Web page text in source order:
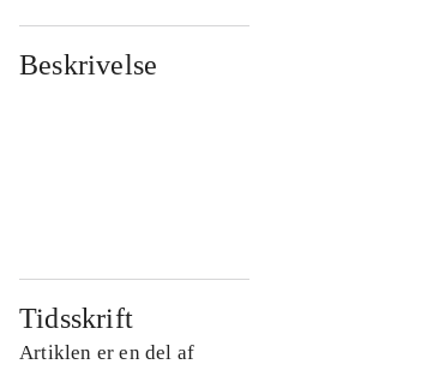
Beskrivelse
Tidsskrift
Artiklen er en del af